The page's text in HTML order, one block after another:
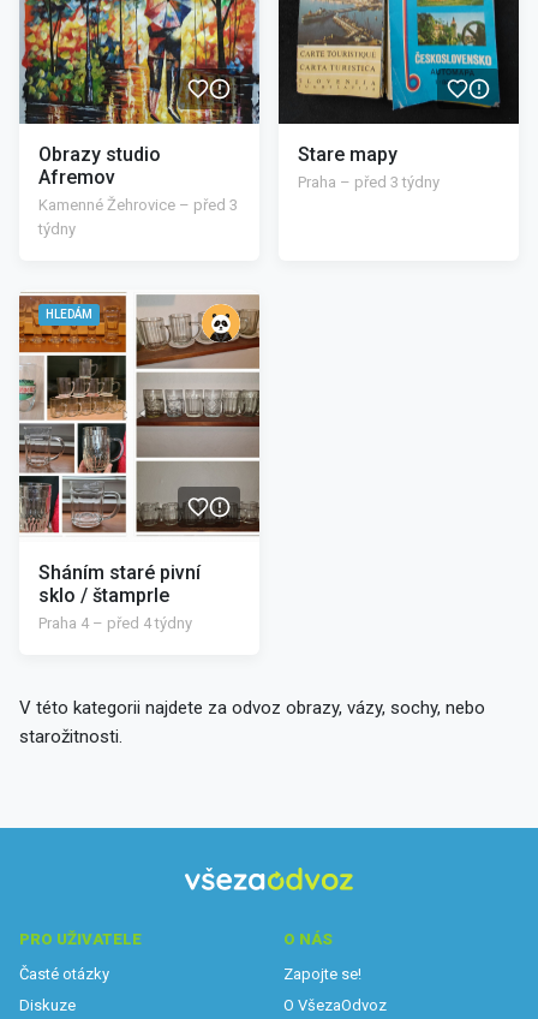
Obrazy studio
Afremov
Kamenné Žehrovice – před 3
týdny
Stare mapy
Praha – před 3 týdny
/>
HLEDÁM
Sháním staré pivní
sklo / štamprle
Praha 4 – před 4 týdny
V této kategorii najdete za odvoz obrazy, vázy, sochy, nebo
starožitnosti.
PRO UŽIVATELE
Časté otázky
Diskuze
O NÁS
Zapojte se!
O VšezaOdvoz